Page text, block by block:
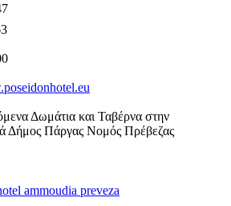
Δωμάτια και Ταβέρνα στην
Δήμος Πάργας Νομός Πρέβεζας